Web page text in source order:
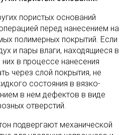
пористых оснований
перед нанесением на
полимерных покрытий. Если
и пары влаги, находящиеся в
в процессе нанесения
через слой покрытия, не
состояния в вязко-
в нем дефектов в виде
отверстий.
подвергают механической